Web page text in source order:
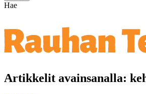
Hae
Artikkelit avainsanalla: